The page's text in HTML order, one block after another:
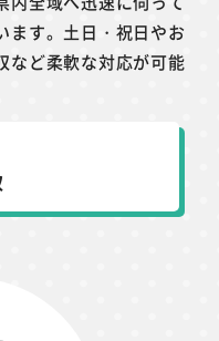
ます。土日・祝日やお
など柔軟な対応が可能